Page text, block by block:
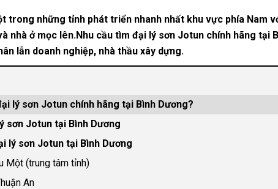
trong những tỉnh phát triển nhanh nhất khu vực phía Nam
nhà ở mọc lên.Nhu cầu tìm đại lý sơn Jotun chính hãng tại
lẫn doanh nghiệp, nhà thầu xây dựng.
lý sơn Jotun chính hãng tại Bình Dương?
sơn Jotun tại Bình Dương
lý sơn Jotun tại Bình Dương
Một (trung tâm tỉnh)
An